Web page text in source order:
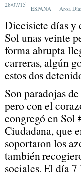
28/07/15
ESPAÑA Aroa
Diecisiete días y
Sol unas veinte
forma abrupta
carreras, algún
estos dos
Son paradojas
pero con el
congregó en Sol
Ciudadana, que
soportaron los
también
sociales. El día 7